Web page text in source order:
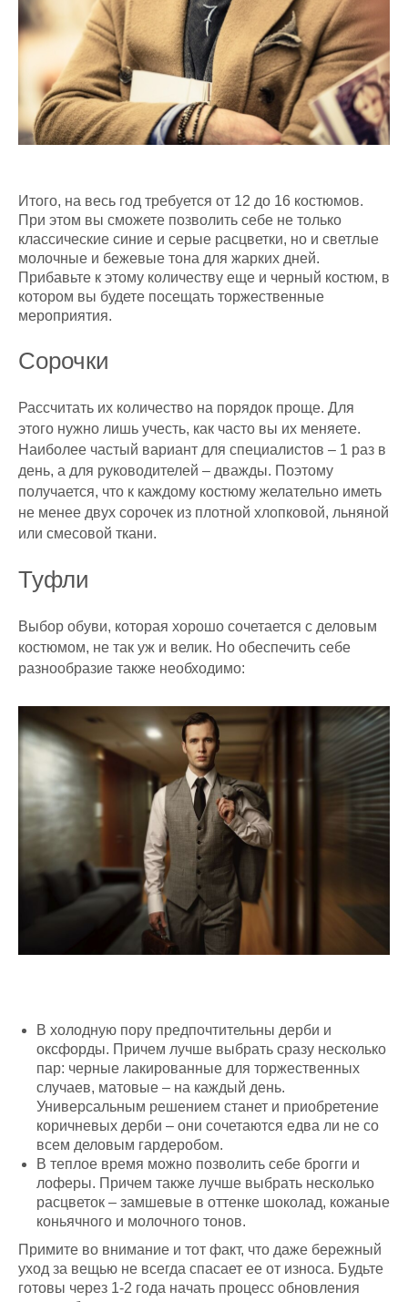
Итого, на весь год требуется от 12 до 16 костюмов.
При этом вы сможете позволить себе не только
классические синие и серые расцветки, но и светлые
молочные и бежевые тона для жарких дней.
Прибавьте к этому количеству еще и черный костюм, в
котором вы будете посещать торжественные
мероприятия.
Сорочки
Рассчитать их количество на порядок проще. Для
этого нужно лишь учесть, как часто вы их меняете.
Наиболее частый вариант для специалистов – 1 раз в
день, а для руководителей – дважды. Поэтому
получается, что к каждому костюму желательно иметь
не менее двух сорочек из плотной хлопковой, льняной
или смесовой ткани.
Туфли
Выбор обуви, которая хорошо сочетается с деловым
костюмом, не так уж и велик. Но обеспечить себе
разнообразие также необходимо:
В холодную пору предпочтительны дерби и
оксфорды. Причем лучше выбрать сразу несколько
пар: черные лакированные для торжественных
случаев, матовые – на каждый день.
Универсальным решением станет и приобретение
коричневых дерби – они сочетаются едва ли не со
всем деловым гардеробом.
В теплое время можно позволить себе брогги и
лоферы. Причем также лучше выбрать несколько
расцветок – замшевые в оттенке шоколад, кожаные
коньячного и молочного тонов.
Примите во внимание и тот факт, что даже бережный
уход за вещью не всегда спасает ее от износа. Будьте
готовы через 1-2 года начать процесс обновления